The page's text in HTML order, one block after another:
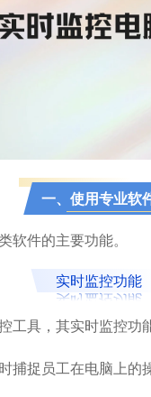
一、使用专业软
软件的主要功能。
实时监控功能
工具，其实时监控功
捕捉员工在电脑上的